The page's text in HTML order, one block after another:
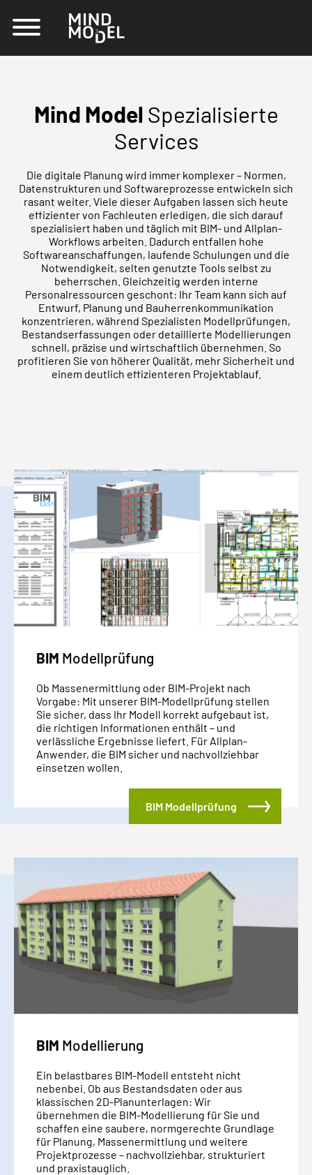
Mind Model Spezialisierte
Services
Die digitale Planung wird immer komplexer – Normen,
Datenstrukturen und Softwareprozesse entwickeln sich
rasant weiter. Viele dieser Aufgaben lassen sich heute
effizienter von Fachleuten erledigen, die sich darauf
spezialisiert haben und täglich mit BIM- und Allplan-
Workflows arbeiten. Dadurch entfallen hohe
Softwareanschaffungen, laufende Schulungen und die
Notwendigkeit, selten genutzte Tools selbst zu
beherrschen. Gleichzeitig werden interne
Personalressourcen geschont: Ihr Team kann sich auf
Entwurf, Planung und Bauherrenkommunikation
konzentrieren, während Spezialisten Modellprüfungen,
Bestandserfassungen oder detaillierte Modellierungen
schnell, präzise und wirtschaftlich übernehmen. So
profitieren Sie von höherer Qualität, mehr Sicherheit und
einem deutlich effizienteren Projektablauf.
BIM Modellprüfung
Ob Massenermittlung oder BIM-Projekt nach
Vorgabe: Mit unserer BIM-Modellprüfung stellen
Sie sicher, dass Ihr Modell korrekt aufgebaut ist,
die richtigen Informationen enthält – und
verlässliche Ergebnisse liefert. Für Allplan-
Anwender, die BIM sicher und nachvollziehbar
einsetzen wollen.
BIM Modellprüfung
BIM Modellierung
Ein belastbares BIM-Modell entsteht nicht
nebenbei. Ob aus Bestandsdaten oder aus
klassischen 2D-Planunterlagen: Wir
übernehmen die BIM-Modellierung für Sie und
schaffen eine saubere, normgerechte Grundlage
für Planung, Massenermittlung und weitere
Projektprozesse – nachvollziehbar, strukturiert
und praxistauglich.